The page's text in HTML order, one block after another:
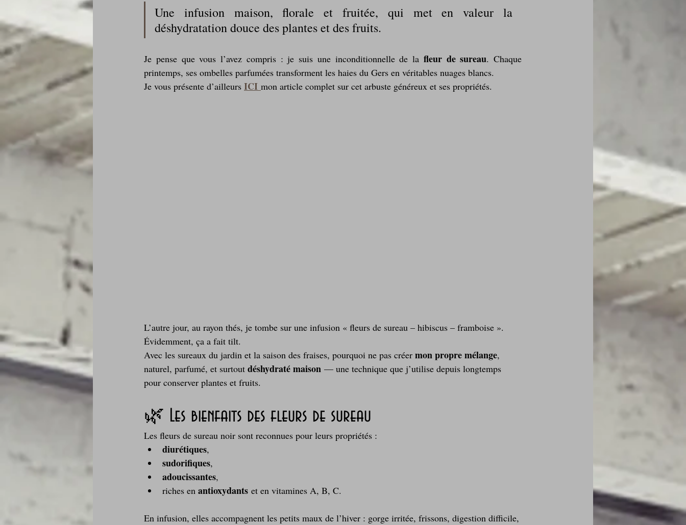
Cuisine du Camping Déjeuner sur l'herbe Desserts - glaces - pâtisserie
Fondus de chocolat Garden Party - buffet - Verrines
Une infusion maison, florale et fruitée, qui met en valeur la
déshydratation douce des plantes et des fruits.
Je pense que vous l’avez compris : je suis une inconditionnelle de la fleur de sureau. Chaque
printemps, ses ombelles parfumées transforment les haies du Gers en véritables nuages blancs.
Je vous présente d’ailleurs ICI mon article complet sur cet arbuste généreux et ses propriétés.
L’autre jour, au rayon thés, je tombe sur une infusion « fleurs de sureau – hibiscus – framboise ».
Évidemment, ça a fait tilt.
Avec les sureaux du jardin et la saison des fraises, pourquoi ne pas créer mon propre mélange,
naturel, parfumé, et surtout déshydraté maison — une technique que j’utilise depuis longtemps
pour conserver plantes et fruits.
🌿 Les bienfaits des fleurs de sureau
Les fleurs de sureau noir sont reconnues pour leurs propriétés :
diurétiques,
sudorifiques,
adoucissantes,
riches en antioxydants et en vitamines A, B, C.
En infusion, elles accompagnent les petits maux de l’hiver : gorge irritée, frissons, digestion difficile,